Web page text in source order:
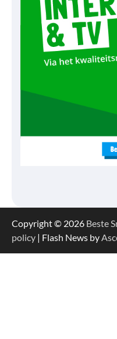
Copyright © 2026 Beste
policy | Flash News by